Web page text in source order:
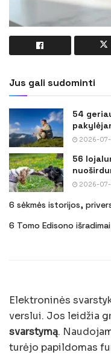
Jus gali sudominti
54
2026-07-
56
2026-
6 sėkmės istorijos,
6 Tomo Edisono
Elektroninės
verslui. Jos leidžia
svarstymą.
turėjo papildomas